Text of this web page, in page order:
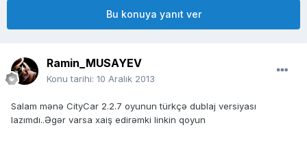
Bu konuya yanıt ver
Ramin_MUSAYEV
Konu tarihi: 10 Aralık 2013
Salam mənə CityCar 2.2.7 oyunun türkçə dublaj versiyası
lazımdı..Əgər varsa xaiş edirəmki linkin qoyun